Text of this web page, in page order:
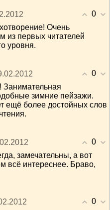
0
Очень
из первых читателей
уровня.
0
Занимательная
зимние пейзажи.
ещё более достойных слов
0
замечательны, а вот
всё интереснее. Браво,
0